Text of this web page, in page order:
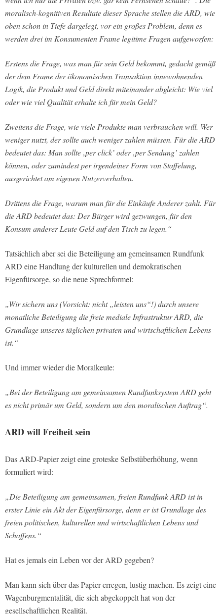
moralisch-kognitiven Resultate dieser Sprache stellen die ARD, wie
oben schon in Tiefe dargelegt, vor ein großes Problem, denn es
werden drei im Konsumenten Frame legitime Fragen aufgeworfen:
Erstens die Frage, was man für sein Geld bekommt, gedacht gemäß
der dem Frame der ökonomischen Transaktion innewohnenden
Logik, die Produkt und Geld direkt miteinander abgleicht: Wie viel
oder wie viel Qualität erhalte ich für mein Geld?
Zweitens die Frage, wie viele Produkte man verbrauchen will. Wer
weniger nutzt, der sollte auch weniger zahlen müssen. Für die ARD
bedeutet das: Man sollte ‚per click’ oder ‚per Sendung’ zahlen
können, oder zumindest per irgendeiner Form von Staffelung,
ausgerichtet am eigenen Nutzerverhalten.
Drittens die Frage, warum man für die Einkäufe Anderer zahlt. Für
die ARD bedeutet das: Der Bürger wird gezwungen, für den
Konsum anderer Leute Geld auf den Tisch zu legen.“
Tatsächlich aber sei die Beteiligung am gemeinsamen Rundfunk
ARD eine Handlung der kulturellen und demokratischen
Eigenfürsorge, so die neue Sprechformel:
„Wir sichern uns (Vorsicht: nicht „leisten uns“!) durch unsere
monatliche Beteiligung die freie mediale Infrastruktur ARD, die
Grundlage unseres täglichen privaten und wirtschaftlichen Lebens
ist.“
Und immer wieder die Moralkeule:
„Bei der Beteiligung am gemeinsamen Rundfunksystem ARD geht
es nicht primär um Geld, sondern um den moralischen Auftrag“.
ARD will Freiheit sein
Das ARD-Papier zeigt eine groteske Selbstüberhöhung, wenn
formuliert wird:
„Die Beteiligung am gemeinsamen, freien Rundfunk ARD ist in
erster Linie ein Akt der Eigenfürsorge, denn er ist Grundlage des
freien politischen, kulturellen und wirtschaftlichen Lebens und
Schaffens.“
Hat es jemals ein Leben vor der ARD gegeben?
Man kann sich über das Papier erregen, lustig machen. Es zeigt eine
Wagenburgmentalität, die sich abgekoppelt hat von der
gesellschaftlichen Realität.